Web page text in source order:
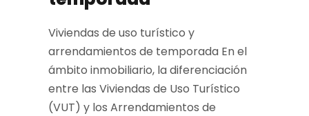
Viviendas de uso turístico y
arrendamientos de temporada En el
ámbito inmobiliario, la diferenciación
entre las Viviendas de Uso Turístico
(VUT) y los Arrendamientos de